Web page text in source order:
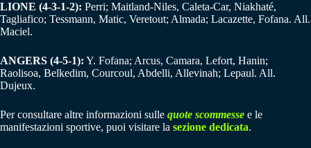
LIONE (4-3-1-2): Perri; Maitland-Niles, Caleta-Car, Niakhaté,
Tagliafico; Tessmann, Matic, Veretout; Almada; Lacazette, Fofana. All.
Maciel.
ANGERS (4-5-1): Y. Fofana; Arcus, Camara, Lefort, Hanin;
Raolisoa, Belkedim, Courcoul, Abdelli, Allevinah; Lepaul. All.
Dujeux.
Per consultare altre informazioni sulle quote scommesse e le
manifestazioni sportive, puoi visitare la sezione dedicata.